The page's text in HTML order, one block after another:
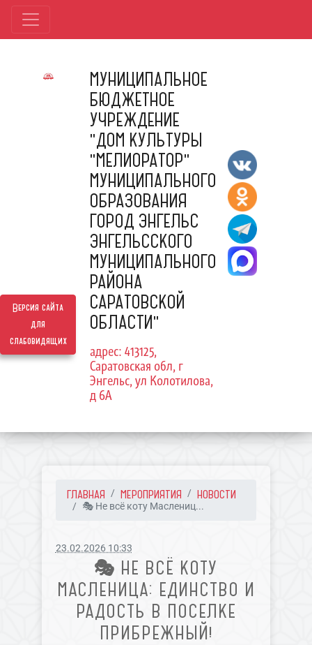
Версия сайта
для
слабовидящих
МУНИЦИПАЛЬНОЕ
БЮДЖЕТНОЕ
УЧРЕЖДЕНИЕ
"ДОМ КУЛЬТУРЫ
"МЕЛИОРАТОР"
МУНИЦИПАЛЬНОГО
ОБРАЗОВАНИЯ
ГОРОД ЭНГЕЛЬС
ЭНГЕЛЬССКОГО
МУНИЦИПАЛЬНОГО
РАЙОНА
САРАТОВСКОЙ
ОБЛАСТИ"
адрес: 413125,
Саратовская обл, г
Энгельс, ул Колотилова,
д 6А
ГЛАВНАЯ МЕРОПРИЯТИЯ НОВОСТИ
🎭 Не всё коту Маслениц...
23.02.2026 10:33
🎭 НЕ ВСЁ КОТУ
МАСЛЕНИЦА: ЕДИНСТВО И
РАДОСТЬ В ПОСЕЛКЕ
ПРИБРЕЖНЫЙ!